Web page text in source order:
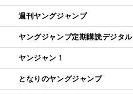
週刊ヤングジャンプ
ヤングジャンプ定期購読デジタル
ヤンジャン！
となりのヤングジャンプ